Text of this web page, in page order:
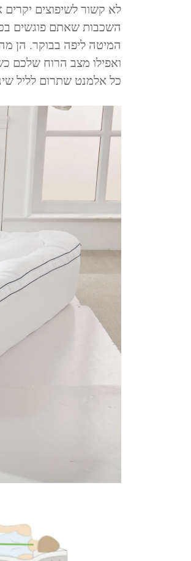
לא קשור לשיפוצים
השכבות שאתם פוגשים
המיטה ליפה בבוקר. הן
ואפילו מצב הרוח שלכם
כל אלמנט שתרום לליל